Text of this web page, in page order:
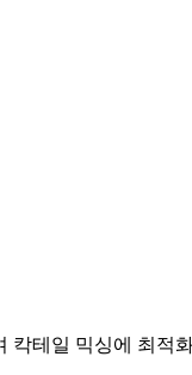
테일 믹싱에 최